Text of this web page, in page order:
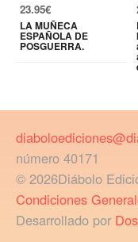
23.95€
LA MUÑECA
ESPAÑOLA DE
POSGUERRA.
número 40171
© 2026Diábolo
Condiciones
Desarrollado por